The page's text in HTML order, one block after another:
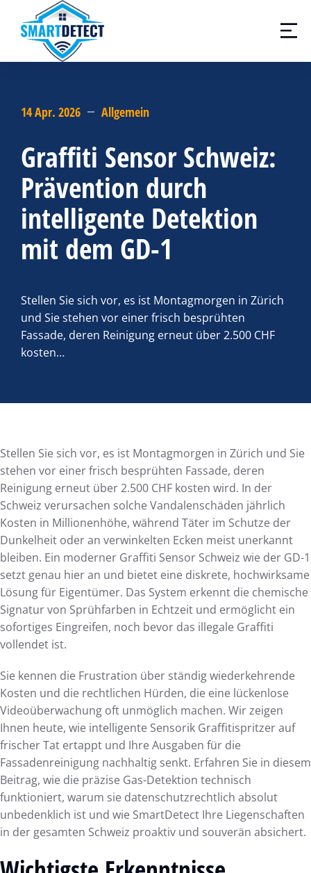
14 Apr. 2026 Allgemein
Graffiti Sensor Schweiz:
Prävention durch
intelligente Detektion
mit dem GD-1
Stellen Sie sich vor, es ist Montagmorgen in Zürich
und Sie stehen vor einer frisch besprühten
Fassade, deren Reinigung erneut über 2.500 CHF
kosten…
Stellen Sie sich vor, es ist Montagmorgen in Zürich und Sie
stehen vor einer frisch besprühten Fassade, deren
Reinigung erneut über 2.500 CHF kosten wird. In der
Schweiz verursachen solche Vandalenschäden jährlich
Kosten in Millionenhöhe, während Täter im Schutze der
Dunkelheit oder an verwinkelten Ecken meist unerkannt
bleiben. Ein moderner Graffiti Sensor Schweiz wie der GD-1
setzt genau hier an und bietet eine diskrete, hochwirksame
Lösung für Eigentümer. Das System erkennt die chemische
Signatur von Sprühfarben in Echtzeit und ermöglicht ein
sofortiges Eingreifen, noch bevor das illegale Graffiti
vollendet ist.
Sie kennen die Frustration über ständig wiederkehrende
Kosten und die rechtlichen Hürden, die eine lückenlose
Videoüberwachung oft unmöglich machen. Wir zeigen
Ihnen heute, wie intelligente Sensorik Graffitispritzer auf
frischer Tat ertappt und Ihre Ausgaben für die
Fassadenreinigung nachhaltig senkt. Erfahren Sie in diesem
Beitrag, wie die präzise Gas-Detektion technisch
funktioniert, warum sie datenschutzrechtlich absolut
unbedenklich ist und wie SmartDetect Ihre Liegenschaften
in der gesamten Schweiz proaktiv und souverän absichert.